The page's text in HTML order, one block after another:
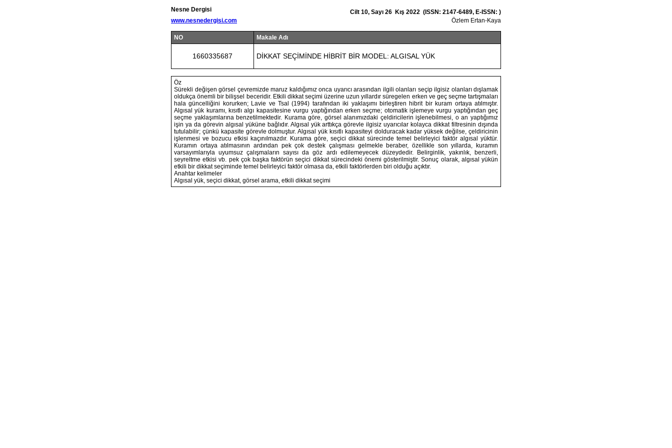
Nesne Dergisi
www.nesnedergisi.com
Cilt 10, Sayı 26 Kış 2022 (ISSN: 2147-6489, E-ISSN: )
Özlem Ertan-Kaya
NO Makale Adı
1660335687 DİKKAT SEÇİMİNDE HİBRİT BİR MODEL: ALGISAL YÜK
Öz
Sürekli değişen görsel çevremizde maruz kaldığımız onca uyarıcı arasından ilgili olanları seçip ilgisiz olanları dışlamak
oldukça önemli bir bilişsel beceridir. Etkili dikkat seçimi üzerine uzun yıllardır süregelen erken ve geç seçme tartışmaları
hala güncelliğini korurken; Lavie ve Tsal (1994) tarafından iki yaklaşımı birleştiren hibrit bir kuram ortaya atılmıştır.
Algısal yük kuramı, kısıtlı algı kapasitesine vurgu yaptığından erken seçme; otomatik işlemeye vurgu yaptığından geç
seçme yaklaşımlarına benzetilmektedir. Kurama göre, görsel alanımızdaki çeldiricilerin işlenebilmesi, o an yaptığımız
işin ya da görevin algısal yüküne bağlıdır. Algısal yük arttıkça görevle ilgisiz uyarıcılar kolayca dikkat filtresinin dışında
tutulabilir; çünkü kapasite görevle dolmuştur. Algısal yük kısıtlı kapasiteyi dolduracak kadar yüksek değilse, çeldiricinin
işlenmesi ve bozucu etkisi kaçınılmazdır. Kurama göre, seçici dikkat sürecinde temel belirleyici faktör algısal yüktür.
Kuramın ortaya atılmasının ardından pek çok destek çalışması gelmekle beraber, özellikle son yıllarda, kuramın
varsayımlarıyla uyumsuz çalışmaların sayısı da göz ardı edilemeyecek düzeydedir. Belirginlik, yakınlık, benzerli,
seyreltme etkisi vb. pek çok başka faktörün seçici dikkat sürecindeki önemi gösterilmiştir. Sonuç olarak, algısal yükün
etkili bir dikkat seçiminde temel belirleyici faktör olmasa da, etkili faktörlerden biri olduğu açıktır.
Anahtar kelimeler
Algısal yük, seçici dikkat, görsel arama, etkili dikkat seçimi